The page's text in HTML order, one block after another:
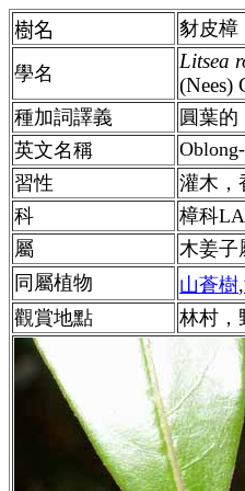
樹名 豺皮樟
學名
Litsea
(Nees)
種加詞譯義
圓葉的
英文名稱
習性
灌木，
科
樟科
屬
木姜子
同屬植物
山蒼樹,
觀賞地點
林村，